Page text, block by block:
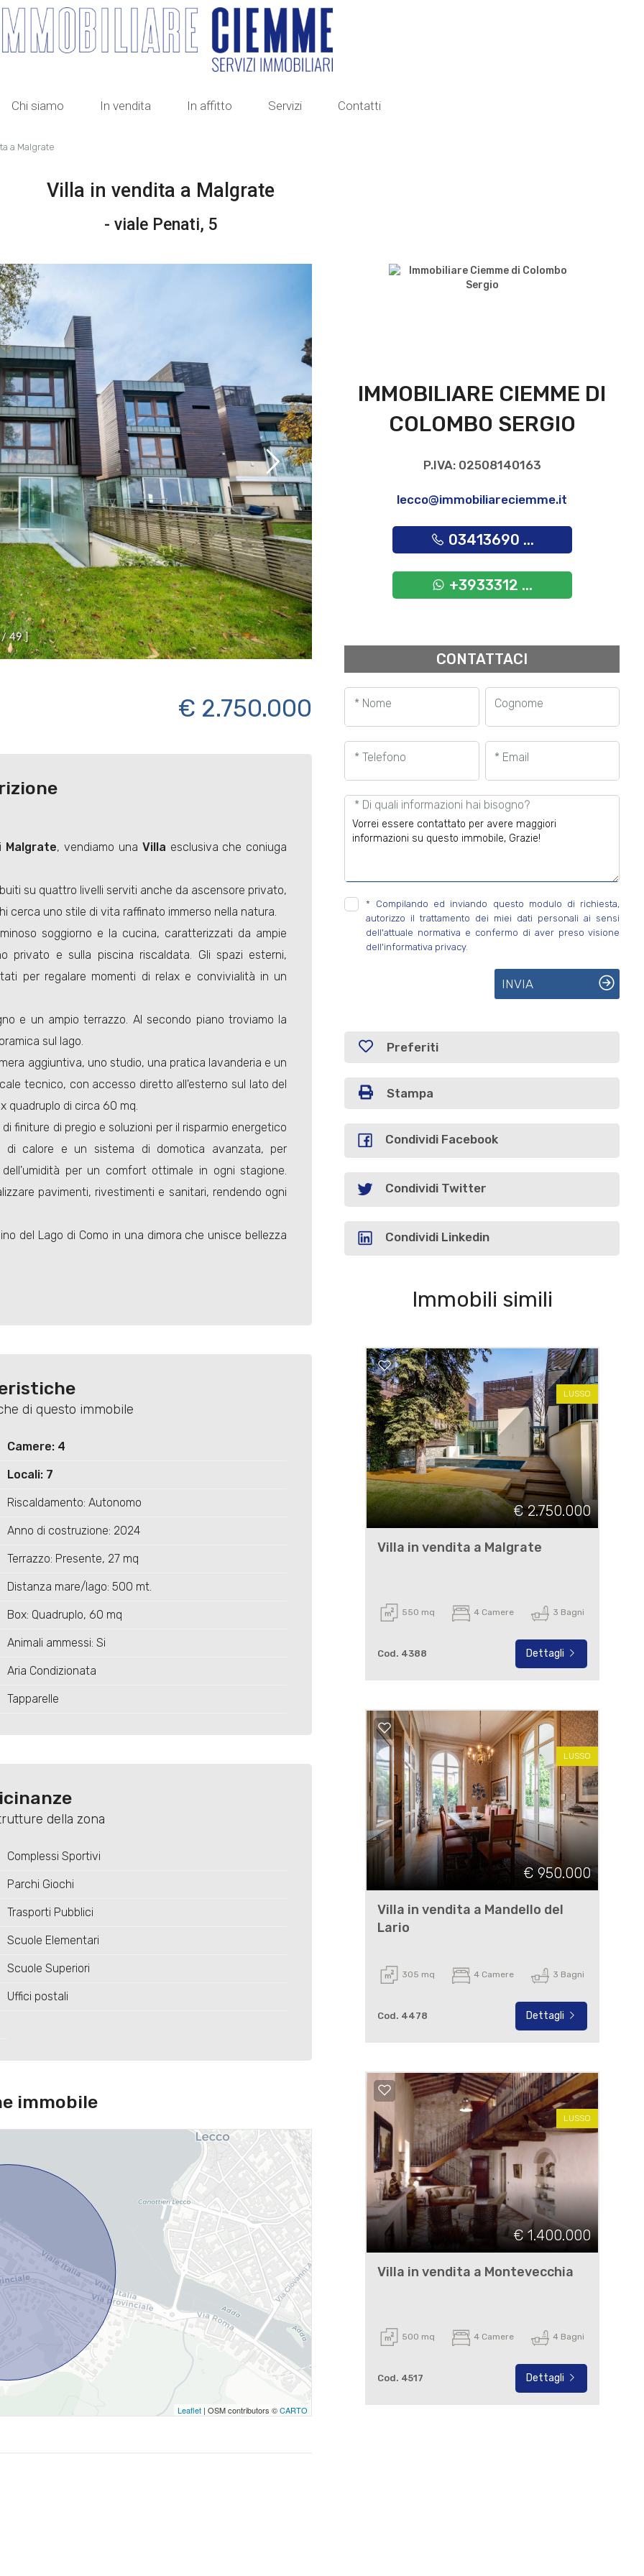
Chi siamo In vendita In affitto Servizi Contatti
a Malgrate
Villa in vendita a Malgrate
- viale Penati, 5
/ 49 ]
€ 2.750.000
Malgrate, vendiamo una Villa esclusiva che coniuga
su quattro livelli serviti anche da ascensore privato,
cerca uno stile di vita raffinato immerso nella natura.
soggiorno e la cucina, caratterizzati da ampie
e sulla piscina riscaldata. Gli spazi esterni,
per regalare momenti di relax e convivialità in un
e un ampio terrazzo. Al secondo piano troviamo la
sul lago.
aggiuntiva, uno studio, una pratica lavanderia e un
tecnico, con accesso diretto all'esterno sul lato del
quadruplo di circa 60 mq.
finiture di pregio e soluzioni per il risparmio energetico
di calore e un sistema di domotica avanzata, per
per un comfort ottimale in ogni stagione.
pavimenti, rivestimenti e sanitari, rendendo ogni
del Lago di Como in una dimora che unisce bellezza
di questo immobile
Camere: 4
Locali: 7
Riscaldamento: Autonomo
Anno di costruzione: 2024
Terrazzo: Presente, 27 mq
Distanza mare/lago: 500 mt.
Box: Quadruplo, 60 mq
Animali ammessi: Si
Aria Condizionata
Tapparelle
della zona
Complessi Sportivi
Parchi Giochi
Trasporti Pubblici
Scuole Elementari
Scuole Superiori
Uffici postali
immobile
Leaflet | OSM contributors ©CARTO
IMMOBILIARE CIEMME DI
COLOMBO SERGIO
P.IVA: 02508140163
lecco@immobiliareciemme.it
03413690 ...
+3933312 ...
CONTATTACI
* Nome Cognome
* Telefono * Email
* Di quali informazioni hai bisogno?
* Compilando ed inviando questo modulo di richiesta,
autorizzo il trattamento dei miei dati personali ai sensi
dell'attuale normativa e confermo di aver preso visione
dell'informativa privacy.
INVIA
Preferiti
Stampa
Condividi Facebook
Condividi Twitter
Condividi Linkedin
Immobili simili
LUSSO
€ 2.750.000
Villa in vendita a Malgrate
550 mq 4 Camere 3 Bagni
Cod. 4388 Dettagli
LUSSO
€ 950.000
Villa in vendita a Mandello del
Lario
305 mq 4 Camere 3 Bagni
Cod. 4478 Dettagli
LUSSO
€ 1.400.000
Villa in vendita a Montevecchia
500 mq 4 Camere 4 Bagni
Cod. 4517 Dettagli